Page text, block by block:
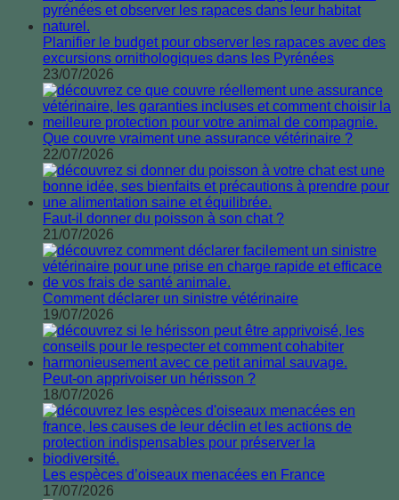
Planifier le budget pour observer les rapaces avec des
excursions ornithologiques dans les Pyrénées
23/07/2026
Que couvre vraiment une assurance vétérinaire ?
22/07/2026
Faut-il donner du poisson à son chat ?
21/07/2026
Comment déclarer un sinistre vétérinaire
19/07/2026
Peut-on apprivoiser un hérisson ?
18/07/2026
Les espèces d’oiseaux menacées en France
17/07/2026